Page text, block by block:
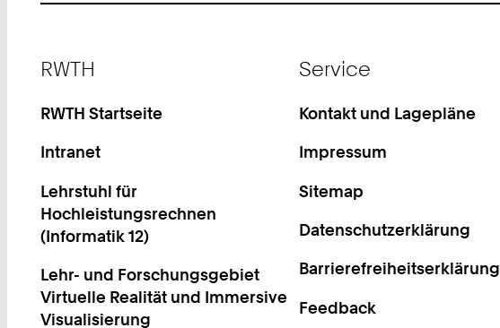
RWTH
RWTH Startseite
Intranet
Lehrstuhl für
Hochleistungsrechnen
(Informatik 12)
Lehr- und Forschungsgebiet
Virtuelle Realität und Immersive
Visualisierung
Service
Kontakt und Lagepläne
Impressum
Sitemap
Datenschutzerklärung
Barrierefreiheitserklärung
Feedback